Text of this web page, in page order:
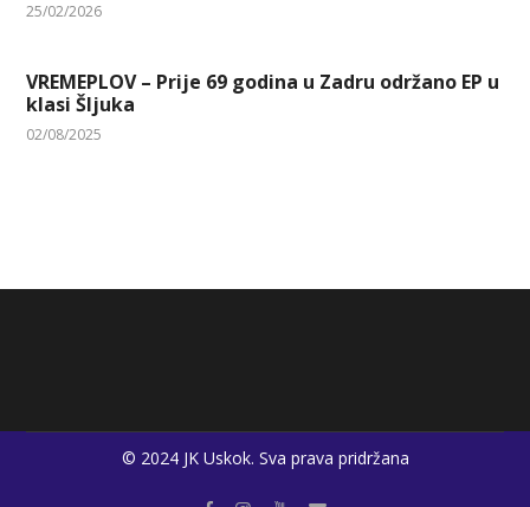
25/02/2026
VREMEPLOV – Prije 69 godina u Zadru održano EP u
klasi Šljuka
02/08/2025
© 2024 JK Uskok. Sva prava pridržana